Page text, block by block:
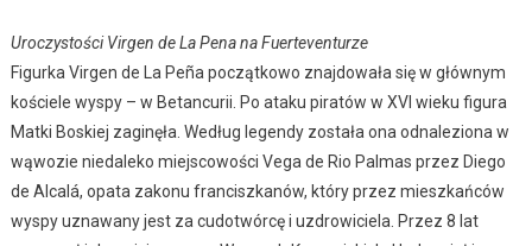
Uroczystości Virgen de La Pena na Fuerteventurze
Figurka Virgen de La Peña początkowo znajdowała się w głównym
kościele wyspy – w Betancurii. Po ataku piratów w XVI wieku figura
Matki Boskiej zaginęła. Według legendy została ona odnaleziona w
wąwozie niedaleko miejscowości Vega de Rio Palmas przez Diego
de Alcalá, opata zakonu franciszkanów, który przez mieszkańców
wyspy uznawany jest za cudotwórcę i uzdrowiciela. Przez 8 lat